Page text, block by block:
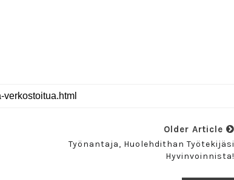
Older Article
Työnantaja, Huolehdithan Työtekijäsi
Hyvinvoinnista!